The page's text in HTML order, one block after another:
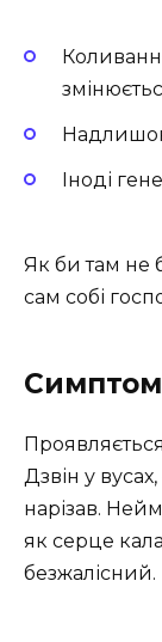
Іноді
Як би там не
сам собі
Дзвін у
нарізав.
як серце
безжалісний.